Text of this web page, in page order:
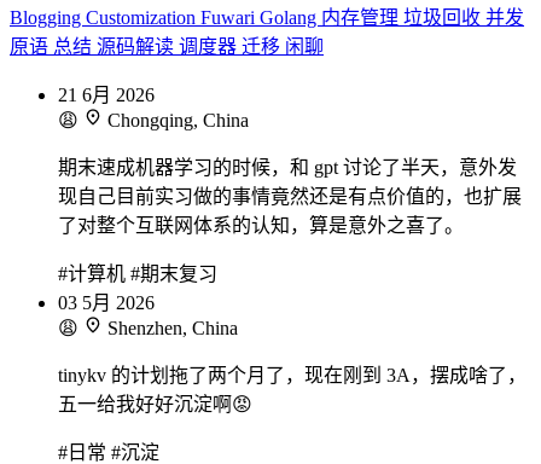
Blogging Customization Fuwari Golang 内存管理 垃圾回收 并发
原语 总结 源码解读 调度器 迁移 闲聊
21 6月 2026
😩
Chongqing, China
期末速成机器学习的时候，和 gpt 讨论了半天，意外发
现自己目前实习做的事情竟然还是有点价值的，也扩展
了对整个互联网体系的认知，算是意外之喜了。
#计算机 #期末复习
03 5月 2026
😩
Shenzhen, China
tinykv 的计划拖了两个月了，现在刚到 3A，摆成啥了，
五一给我好好沉淀啊😡
#日常 #沉淀